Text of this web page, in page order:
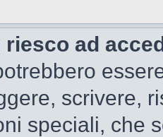
riesco ad
scrivere,
speciali, che